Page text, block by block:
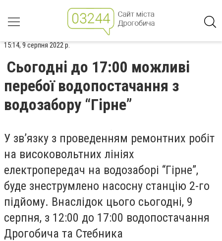
15:14, 9 серпня 2022 р.
Сьогодні до 17:00 можливі
перебої водопостачання з
водозабору “Гірне”
У зв’язку з проведенням ремонтних робіт
на високовольтних лініях
електропередач на водозаборі “Гірне”,
буде знеструмлено насосну станцію 2-го
підйому. Внаслідок цього сьогодні, 9
серпня, з 12:00 до 17:00 водопостачання
Дрогобича та Стебника